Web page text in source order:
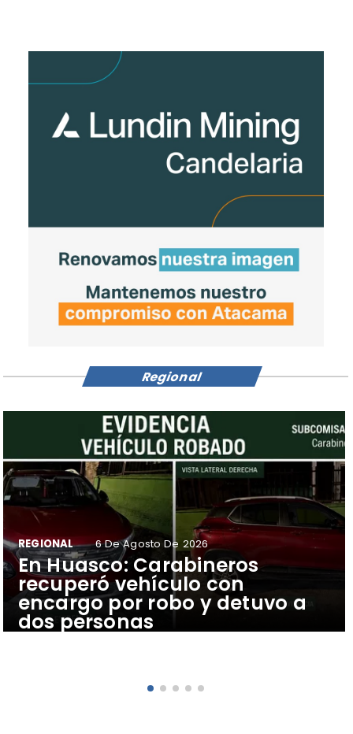
​En Huasco: Carabineros
recuperó vehículo con
encargo por robo y detuvo a
dos personas
REGIONAL 6 De Agosto De 2026
Regional